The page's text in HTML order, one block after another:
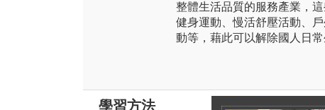
整體生活品質的服務產業，
健身運動、慢活舒壓活動、
動等，藉此可以解除國人日
學習方法